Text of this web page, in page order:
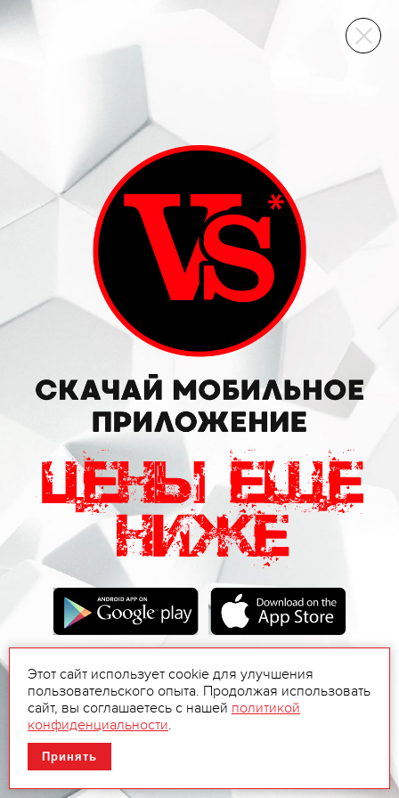
ВИННЫЙ СКЛАД
Этот сайт использует cookie для улучшения
пользовательского опыта. Продолжая использовать
сайт, вы соглашаетесь с нашей политикой
конфиденциальности.
Принять